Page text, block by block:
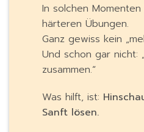
In solchen
härteren Übungen.
Ganz gewiss kein
Und schon gar nicht:
zusammen.“
Was hilft, ist:
Sanft lösen.